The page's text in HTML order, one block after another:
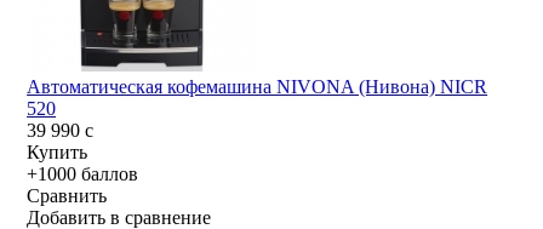
Автоматическая кофемашина NIVONA (Нивона) NICR
520
39 990c
Купить
+1000 баллов
Сравнить
Добавить в сравнение